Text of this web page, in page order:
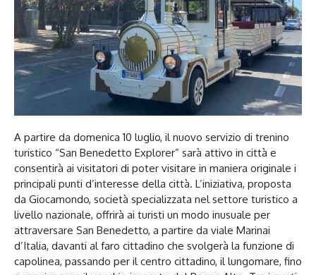
A partire da domenica 10 luglio, il nuovo servizio di trenino
turistico “San Benedetto Explorer” sarà attivo in città e
consentirà ai visitatori di poter visitare in maniera originale i
principali punti d’interesse della città. L’iniziativa, proposta
da Giocamondo, società specializzata nel settore turistico a
livello nazionale, offrirà ai turisti un modo inusuale per
attraversare San Benedetto, a partire da viale Marinai
d’Italia, davanti al faro cittadino che svolgerà la funzione di
capolinea, passando per il centro cittadino, il lungomare, fino